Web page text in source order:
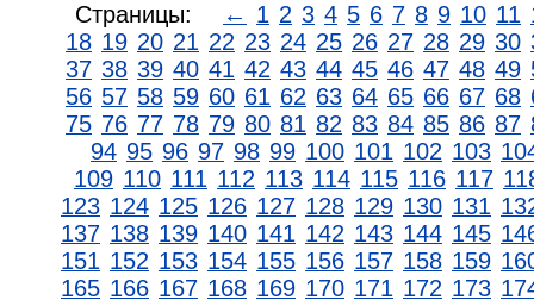
Страницы: ← 1 2 3 4 5 6 7 8 9 10 11
18 19 20 21 22 23 24 25 26 27 28 29 30
37 38 39 40 41 42 43 44 45 46 47 48 49
56 57 58 59 60 61 62 63 64 65 66 67 68
75 76 77 78 79 80 81 82 83 84 85 86 87
94 95 96 97 98 99 100 101 102 103
109 110 111 112 113 114 115 116 117
123 124 125 126 127 128 129 130 131
137 138 139 140 141 142 143 144 145
151 152 153 154 155 156 157 158 159
165 166 167 168 169 170 171 172 173